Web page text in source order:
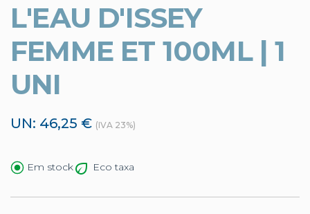
L'EAU D'ISSEY
FEMME ET 100ML | 1
UNI
UN: 46,25 € (IVA 23%)
Em stock Eco taxa